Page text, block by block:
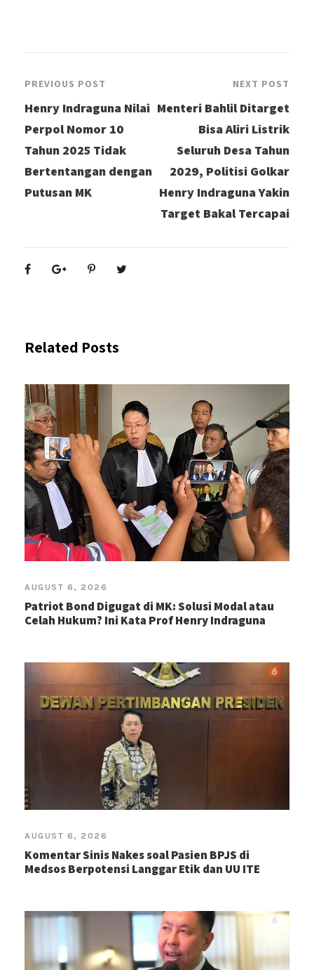
PREVIOUS POST
Henry Indraguna Nilai
Perpol Nomor 10
Tahun 2025 Tidak
Bertentangan dengan
Putusan MK
NEXT POST
Menteri Bahlil Ditarget
Bisa Aliri Listrik
Seluruh Desa Tahun
2029, Politisi Golkar
Henry Indraguna Yakin
Target Bakal Tercapai
Related Posts
AUGUST 6, 2026
Patriot Bond Digugat di MK: Solusi Modal atau
Celah Hukum? Ini Kata Prof Henry Indraguna
AUGUST 6, 2026
Komentar Sinis Nakes soal Pasien BPJS di
Medsos Berpotensi Langgar Etik dan UU ITE